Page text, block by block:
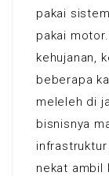
pakai
pakai
kehujanan,
beberapa
meleleh di
bisnisnya
nekat ambil